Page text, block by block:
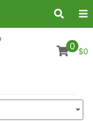
0 $0